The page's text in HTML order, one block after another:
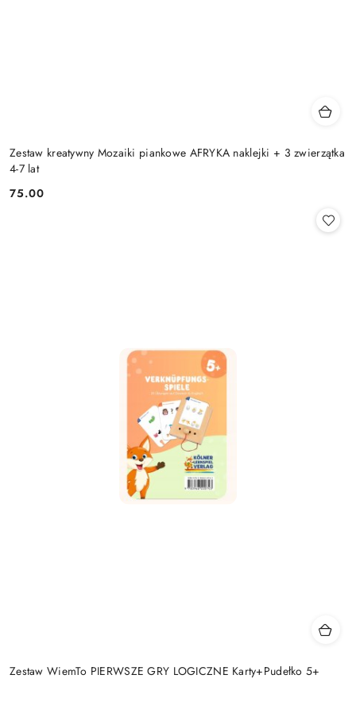
Zestaw kreatywny Mozaiki piankowe AFRYKA naklejki + 3 zwierzątka
4-7 lat
Cena:
75.00
Zestaw WiemTo PIERWSZE GRY LOGICZNE Karty+Pudełko 5+